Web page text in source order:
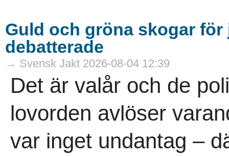
Guld och gröna skogar
debatterade
→ Svensk Jakt 2026-08-04 12:39
Det är valår och de
lovorden avlöser
var inget undantag –